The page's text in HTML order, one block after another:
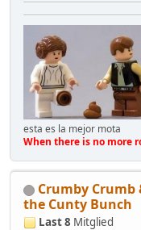
esta es la mejor mota
When there is no more
Crumby Crumb
the Cunty Bunch
Last 8 Mitglied